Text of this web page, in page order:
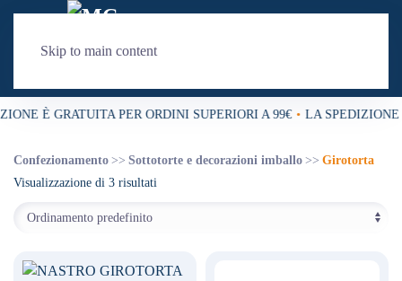
Skip to main content
È GRATUITA PER ORDINI SUPERIORI A 99€ • LA SPEDIZIONE
Confezionamento Sottotorte e decorazioni imballo
Girotorta
Visualizzazione di 3 risultati